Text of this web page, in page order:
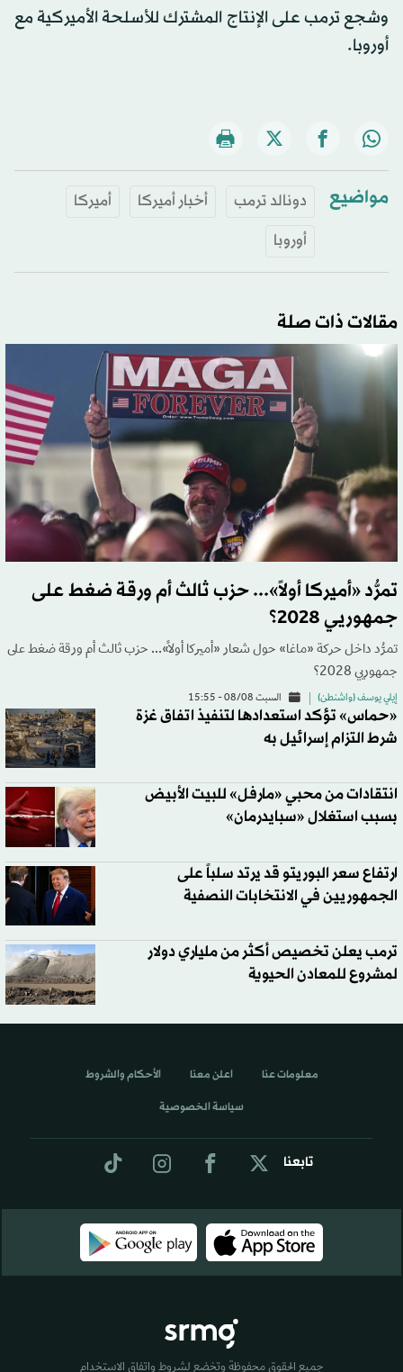
وشجع ترمب على الإنتاج المشترك للأسلحة الأميركية مع
أوروبا.
مواضيع دونالد ترمب أخبار أميركا
أميركا
أوروبا
مقالات ذات صلة
تمرُّد «أميركا أولاً»... حزب ثالث أم ورقة ضغط على
جمهوريي 2028؟
تمرُّد داخل حركة «ماغا» حول شعار «أميركا أولاً»... حزب ثالث أم ورقة ضغط على
جمهوريي 2028؟
إيلي يوسف (واشنطن) السبت 08/08 - 15:55
«حماس» تؤكد استعدادها لتنفيذ اتفاق غزة
شرط التزام إسرائيل به
انتقادات من محبي «مارفل» للبيت الأبيض
بسبب استغلال «سبايدرمان»
ارتفاع سعر البوريتو قد يرتد سلباً على
الجمهوريين في الانتخابات النصفية
ترمب يعلن تخصيص أكثر من ملياري دولار
لمشروع للمعادن الحيوية
تابعنا
معلومات عنا اعلن معنا الأحكام والشروط
سياسة الخصوصية
جميع الحقوق محفوظة وتخضع لشروط واتفاق الاستخدام